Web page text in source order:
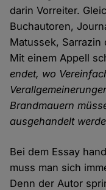
darin Vorreiter.
Buchautoren,
Matussek,
Mit einem Appell
endet, wo
Brandmauern
ausgehandelt
Bei dem Essay
muss man sich
Denn der Autor